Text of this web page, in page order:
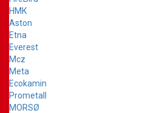
НМК
Aston
Etna
Everest
Mcz
Meta
Ecokamin
Prometall
MORSØ